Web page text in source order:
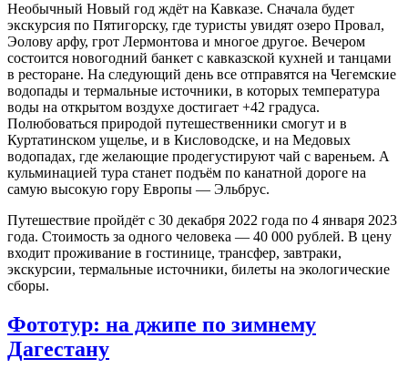
Необычный Новый год ждёт на Кавказе. Сначала будет
экскурсия по Пятигорску, где туристы увидят озеро Провал,
Эолову арфу, грот Лермонтова и многое другое. Вечером
состоится новогодний банкет с кавказской кухней и танцами
в ресторане. На следующий день все отправятся на Чегемские
водопады и термальные источники, в которых температура
воды на открытом воздухе достигает +42 градуса.
Полюбоваться природой путешественники смогут и в
Куртатинском ущелье, и в Кисловодске, и на Медовых
водопадах, где желающие продегустируют чай с вареньем. А
кульминацией тура станет подъём по канатной дороге на
самую высокую гору Европы — Эльбрус.
Путешествие пройдёт с 30 декабря 2022 года по 4 января 2023
года. Стоимость за одного человека — 40 000 рублей. В цену
входит проживание в гостинице, трансфер, завтраки,
экскурсии, термальные источники, билеты на экологические
сборы.
Фототур: на джипе по зимнему
Дагестану